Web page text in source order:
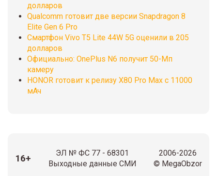
долларов
Qualcomm готовит две версии Snapdragon 8
Elite Gen 6 Pro
Смартфон Vivo T5 Lite 44W 5G оценили в 205
долларов
Официально: OnePlus N6 получит 50-Мп
камеру
HONOR готовит к релизу X80 Pro Max с 11000
мАч
16+
ЭЛ № ФС 77 - 68301
Выходные данные СМИ
2006-2026
© MegaObzor